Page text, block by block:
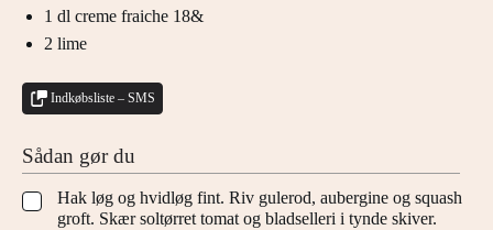
1 dl creme fraiche 18&
2 lime
Indkøbsliste – SMS
Sådan gør du
▢
Hak løg og hvidløg fint. Riv gulerod, aubergine og squash
groft. Skær soltørret tomat og bladselleri i tynde skiver.